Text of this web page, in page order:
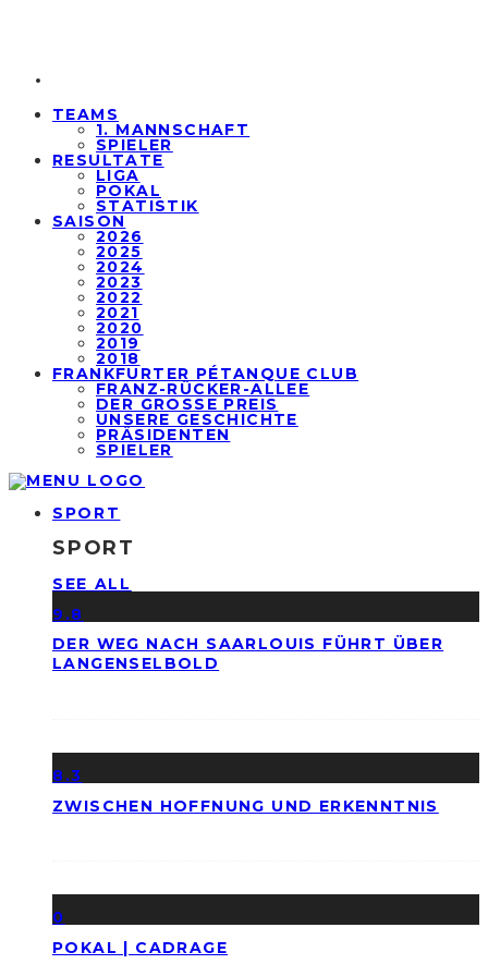
TEAMS
1. MANNSCHAFT
SPIELER
RESULTATE
LIGA
POKAL
STATISTIK
SAISON
2026
2025
2024
2023
2022
2021
2020
2019
2018
FRANKFURTER PÉTANQUE CLUB
FRANZ-RÜCKER-ALLEE
DER GROSSE PREIS
UNSERE GESCHICHTE
PRÄSIDENTEN
SPIELER
SPORT
SPORT
SEE ALL
9.8
DER WEG NACH SAARLOUIS FÜHRT ÜBER
LANGENSELBOLD
8.3
ZWISCHEN HOFFNUNG UND ERKENNTNIS
0
POKAL | CADRAGE